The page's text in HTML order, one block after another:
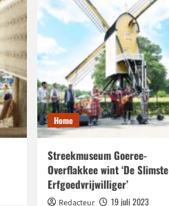
Home
Streekmuseum Goeree-
Overflakkee wint ‘De Slimste
Erfgoedvrijwilliger’
Redacteur 19 juli 2023